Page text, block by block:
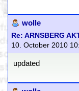
wolle
Re: ARNSBERG
10. October 2010
updated